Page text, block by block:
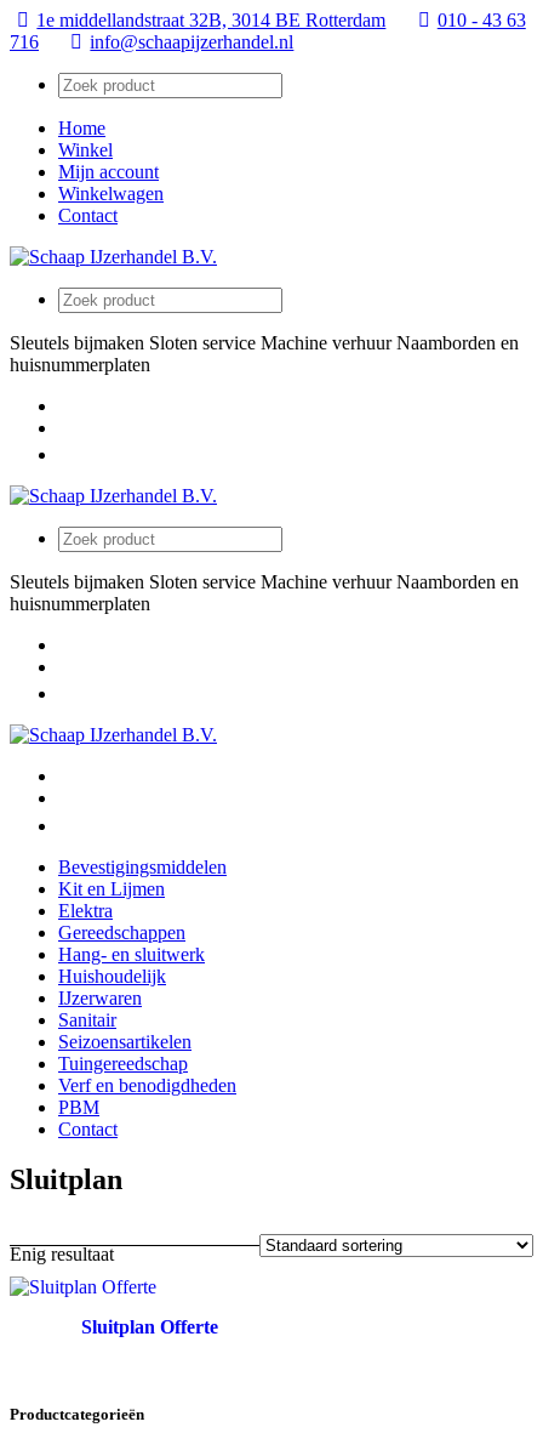
1e middellandstraat 32B, 3014 BE Rotterdam
010 - 43 63
716
info@schaapijzerhandel.nl
Home
Winkel
Mijn account
Winkelwagen
Contact
Sleutels bijmaken Sloten service Machine verhuur Naamborden en
huisnummerplaten
Sleutels bijmaken Sloten service Machine verhuur Naamborden en
huisnummerplaten
Bevestigingsmiddelen
Kit en Lijmen
Elektra
Gereedschappen
Hang- en sluitwerk
Huishoudelijk
IJzerwaren
Sanitair
Seizoensartikelen
Tuingereedschap
Verf en benodigdheden
PBM
Contact
Sluitplan
Enig resultaat
Sluitplan Offerte
Productcategorieën